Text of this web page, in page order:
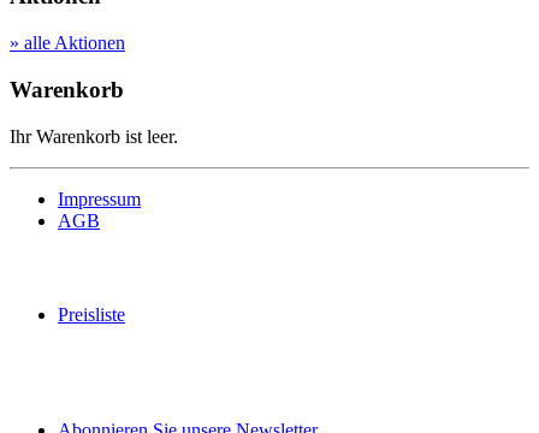
» alle Aktionen
Warenkorb
Ihr Warenkorb ist leer.
Impressum
AGB
Preisliste